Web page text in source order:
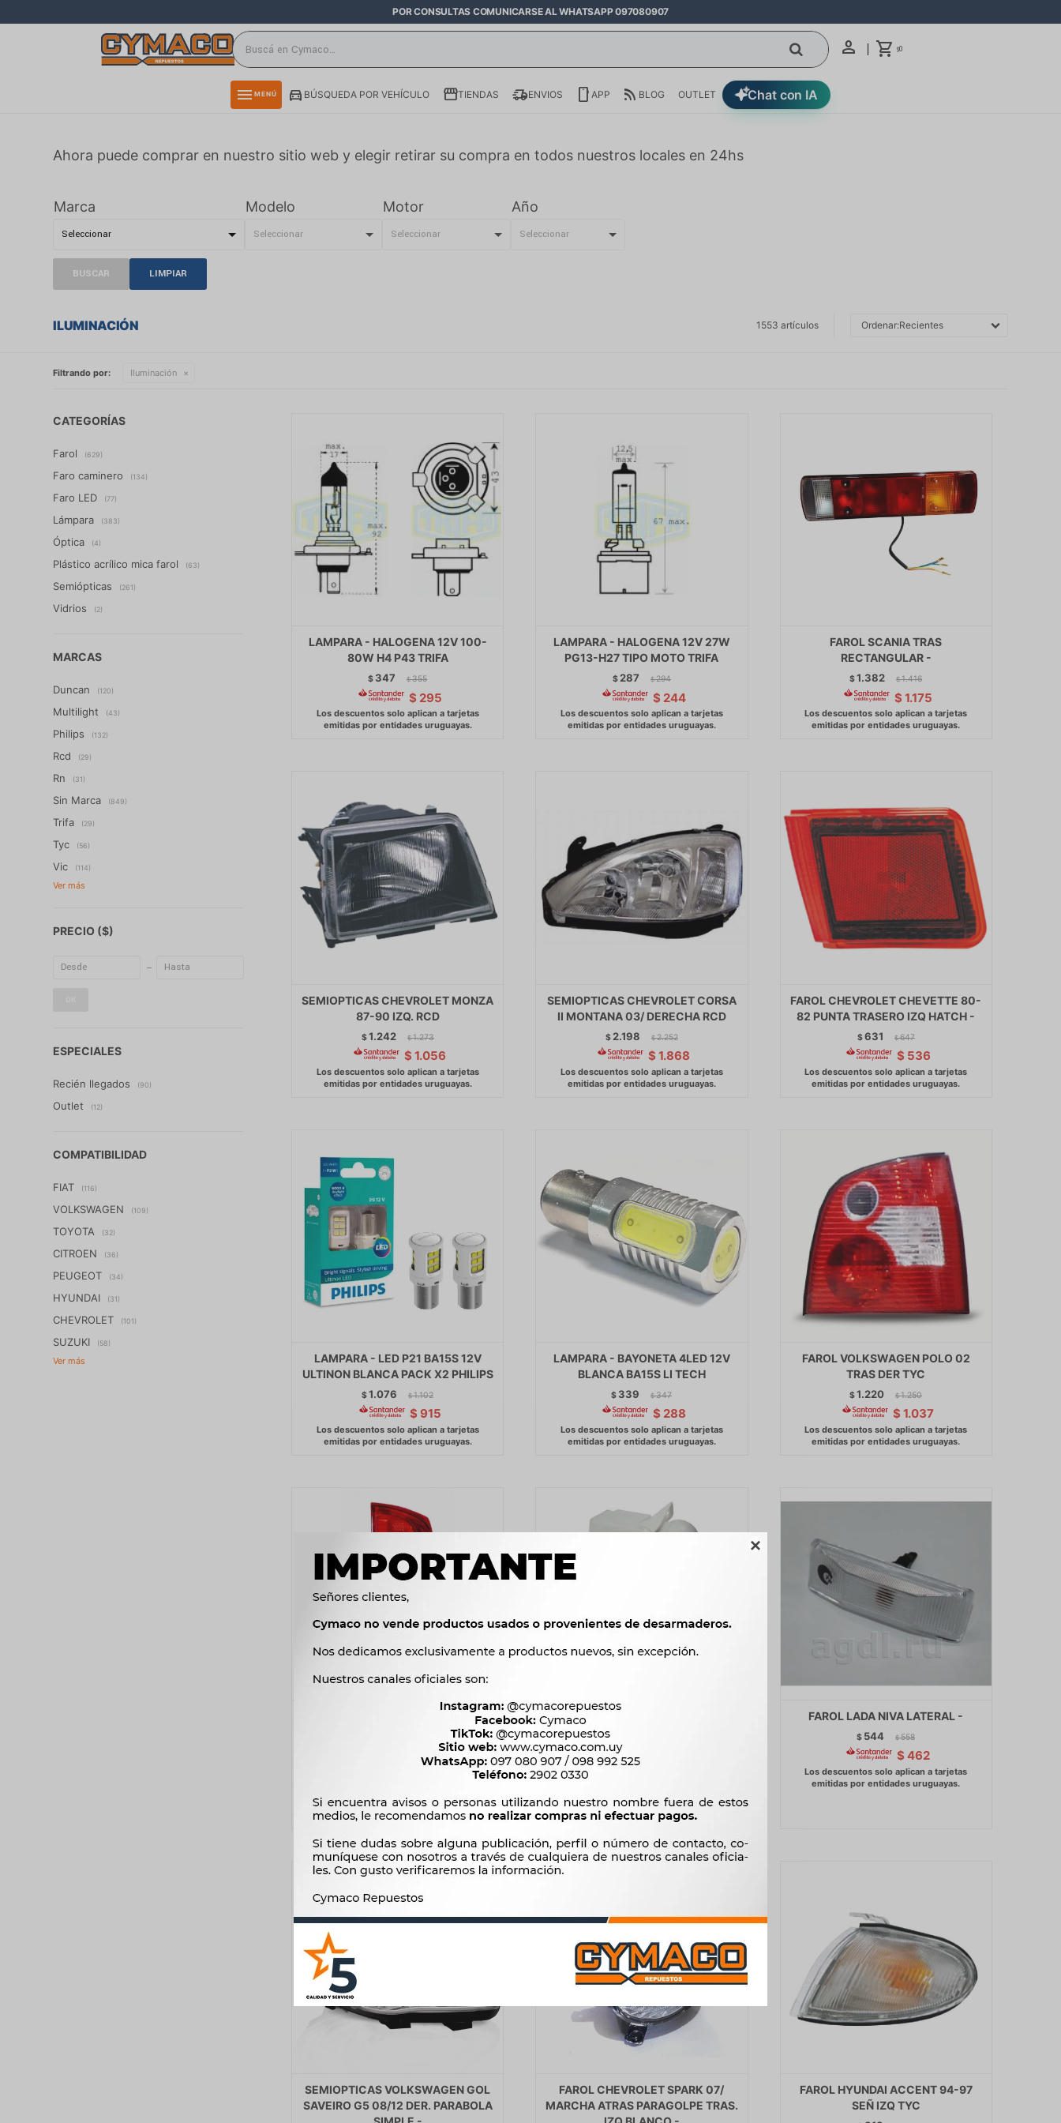

POR CONSULTAS COMUNICARSE AL WHATSAPP 097080907
$0
menu MENÚ Chat con IA
BÚSQUEDA POR VEHÍCULO TIENDAS ENVIOS APP BLOG OUTLET
Ahora puede comprar en nuestro sitio web y elegir retirar su compra en todos nuestros locales en 24hs
Marca Modelo Motor Año
BUSCAR LIMPIAR
ILUMINACIÓN 1553 artículos Recientes
Filtrando por: Iluminación
LAMPARA - HALOGENA 12V 100-
80W H4 P43 TRIFA
$ 347 $ 355
$ 295
LAMPARA - HALOGENA 12V 27W
PG13-H27 TIPO MOTO TRIFA
$287 $ 294
$ 244
FAROL SCANIA TRAS
RECTANGULAR -
$1.382 $ 1.416
$ 1.175
SEMIOPTICAS CHEVROLET MONZA
87-90 IZQ. RCD
$1.242 $ 1.273
$ 1.056
SEMIOPTICAS CHEVROLET CORSA
II MONTANA 03/ DERECHA RCD
$ 2.198 $ 2.252
$ 1.868
FAROL CHEVROLET CHEVETTE 80-
82 PUNTA TRASERO IZQ HATCH -
$631 $ 647
$ 536
LAMPARA - LED P21 BA15S 12V
ULTINON BLANCA PACK X2 PHILIPS
$1.076 $ 1.102
$ 915
LAMPARA - BAYONETA 4LED 12V
BLANCA BA15S LI TECH
$ 339 $ 347
$ 288
FAROL VOLKSWAGEN POLO 02
TRAS DER TYC
$1.220 $ 1.250
$ 1.037
FAROL CITROEN - PEUGEOT NEMO
BIPPER 08/ 1 PORTON TRAS.DER.
3.869
FAROL CHEVROLET MONZA 88 SEÑ
$231
FAROL LADA NIVA LATERAL -
$ 544 $ 558
$ 462
SEMIOPTICAS VOLKSWAGEN GOL
SAVEIRO G5 08/12 DER. PARABOLA
FAROL CHEVROLET SPARK 07/
MARCHA ATRAS PARAGOLPE TRAS.
FAROL HYUNDAI ACCENT 94-97
SEÑ IZQ TYC
CATEGORÍAS
Farol (629)
Faro caminero (134)
Faro LED (77)
Lámpara (383)
Óptica (4)
Plástico acrílico mica farol (63)
Semiópticas (261)
Vidrios (2)
MARCAS
Duncan (120)
Multilight (43)
Philips (132)
Rcd (29)
Rn (31)
Sin Marca (849)
Trifa (29)
Tyc (56)
Vic (114)
PRECIO ($)
ESPECIALES
Recién llegados (90)
Outlet (12)
COMPATIBILIDAD
FIAT (116)
VOLKSWAGEN (109)
TOYOTA (32)
CITROEN (36)
PEUGEOT (34)
HYUNDAI (31)
CHEVROLET (101)
SUZUKI (58)
close
directions_car
smartphone